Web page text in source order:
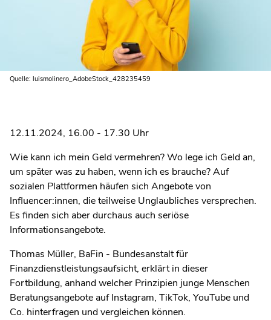
Quelle: luismolinero_AdobeStock_428235459
12.11.2024, 16.00 - 17.30 Uhr
Wie kann ich mein Geld vermehren? Wo lege ich Geld an,
um später was zu haben, wenn ich es brauche? Auf
sozialen Plattformen häufen sich Angebote von
Influencer:innen, die teilweise Unglaubliches versprechen.
Es finden sich aber durchaus auch seriöse
Informationsangebote.
Thomas Müller, BaFin - Bundesanstalt für
Finanzdienstleistungsaufsicht, erklärt in dieser
Fortbildung, anhand welcher Prinzipien junge Menschen
Beratungsangebote auf Instagram, TikTok, YouTube und
Co. hinterfragen und vergleichen können.